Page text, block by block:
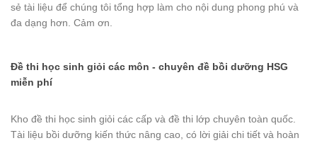
sẻ tài liệu để chúng tôi tổng hợp làm cho nội dung phong phú và
đa dạng hơn. Cảm ơn.
Đề thi học sinh giỏi các môn - chuyên đề bồi dưỡng HSG
miễn phí
Kho đề thi học sinh giỏi các cấp và đề thi lớp chuyên toàn quốc.
Tài liệu bồi dưỡng kiến thức nâng cao, có lời giải chi tiết và hoàn